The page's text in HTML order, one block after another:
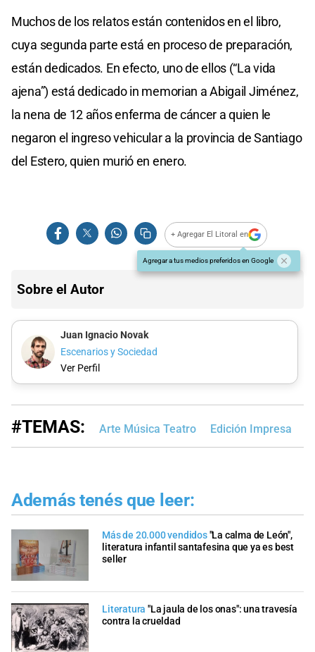
Muchos de los relatos están contenidos en el libro,
cuya segunda parte está en proceso de preparación,
están dedicados. En efecto, uno de ellos (“La vida
ajena”) está dedicado in memorian a Abigail Jiménez,
la nena de 12 años enferma de cáncer a quien le
negaron el ingreso vehicular a la provincia de Santiago
del Estero, quien murió en enero.
+ Agregar El Litoral en
Agregar a tus medios preferidos en Google
Sobre el Autor
Juan Ignacio Novak
Escenarios y Sociedad
Ver Perfil
#TEMAS: Arte Música Teatro Edición Impresa
Además tenés que leer:
Más de 20.000 vendidos"La calma de León",
literatura infantil santafesina que ya es best
seller
Literatura "La jaula de los onas": una travesía
contra la crueldad